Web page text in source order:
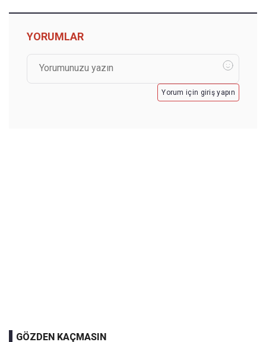
YORUMLAR
Yorum için giriş yapın
GÖZDEN KAÇMASIN